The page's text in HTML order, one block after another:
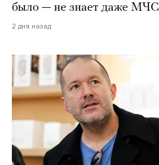
было — не знает даже МЧС
2 дня назад